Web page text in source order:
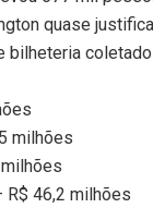
quase
bilheteria
milhões
milhões
R$ 46,2 milhões